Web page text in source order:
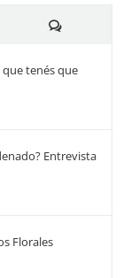
Comments
tenés que
Entrevista
Florales